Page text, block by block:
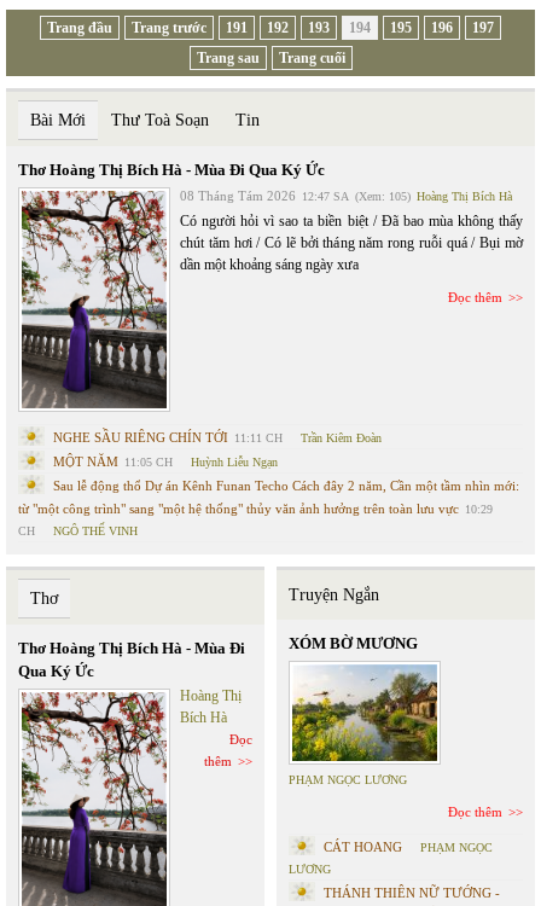
Trang đầu Trang trước 191 192 193 194 195 196
197
Trang sau
Trang cuối
Bài Mới Thư Toà Soạn Tin
Thơ Hoàng Thị Bích Hà - Mùa Đi Qua Ký Ức
08 Tháng Tám 2026 12:47 SA (Xem: 105) Hoàng Thị Bích Hà
Có người hỏi vì sao ta biền biệt / Đã bao mùa không thấy
chút tăm hơi / Có lẽ bởi tháng năm rong ruỗi quá / Bụi mờ
dần một khoảng sáng ngày xưa
Đọc thêm
NGHE SẦU RIÊNG CHÍN TỚI 11:11 CH Trần Kiêm Đoàn
MỘT NĂM 11:05 CH Huỳnh Liễu Ngạn
Sau lễ động thổ Dự án Kênh Funan Techo Cách đây 2 năm, Cần một tầm nhìn mới:
từ "một công trình" sang "một hệ thống" thủy văn ảnh hưởng trên toàn lưu vực 10:29
CH
NGÔ THẾ VINH
Thơ
Thơ Hoàng Thị Bích Hà - Mùa Đi
Qua Ký Ức
Hoàng Thị
Bích Hà
Đọc
thêm
Truyện Ngắn
XÓM BỜ MƯƠNG
PHẠM NGỌC LƯƠNG
Đọc thêm
CÁT HOANG
PHẠM NGỌC
LƯƠNG
THÁNH THIÊN NỮ TƯỚNG -